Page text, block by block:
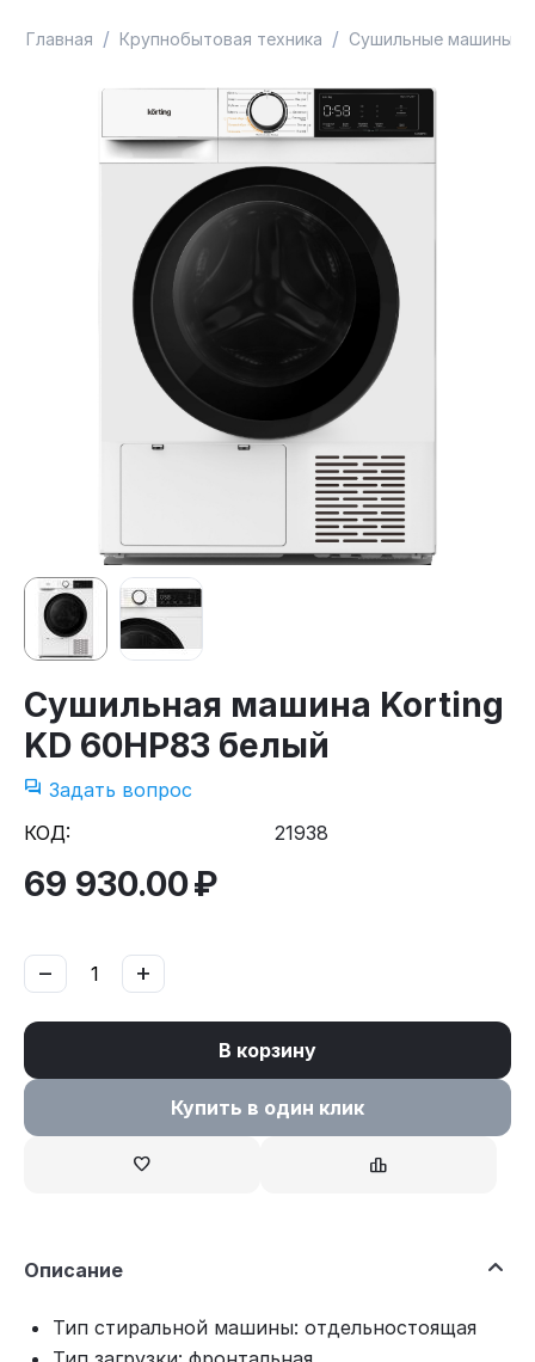
Главная / Крупнобытовая техника / Сушильные машины
Сушильная машина Korting
KD 60HP83 белый
Задать вопрос
КОД:
21938
69 930.00₽
+
−
В корзину
Купить в один клик
Описание
Тип стиральной машины: отдельностоящая